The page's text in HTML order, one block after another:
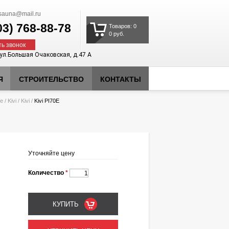
768-88-78
звонок
Товаров: 0
0 руб.
Очаковская, д.47 А
СТРОИТЕЛЬСТВО КОНТАКТЫ
/ Kivi / Kivi / Kivi PI70E
Уточняйте цену
Количество *